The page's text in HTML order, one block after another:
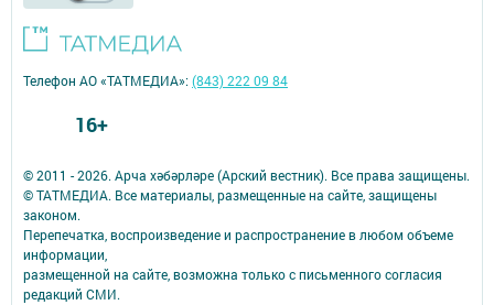
© 2011 - 2026. Арча хәбәрләре (Арский вестник). Все права защищены.
© ТАТМЕДИА. Все материалы, размещенные на сайте, защищены
законом.
Перепечатка, воспроизведение и распространение в любом объеме
информации,
размещенной на сайте, возможна только с письменного согласия
редакций СМИ.
Телефон АО «ТАТМЕДИА»:(843) 222 09 84
16+